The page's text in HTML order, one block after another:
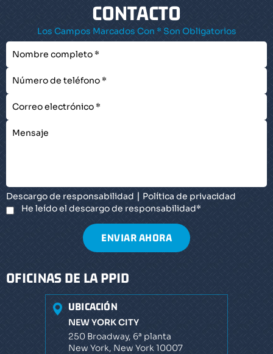
OFICINAS DE LA PPID
UBICACIÓN
NEW YORK CITY
250 Broadway, 6ª planta
New York, New York 10007
CONTACTO
Los Campos Marcados Con * Son Obligatorios
Descargo de responsabilidad | Política de privacidad
He leído el descargo de responsabilidad*